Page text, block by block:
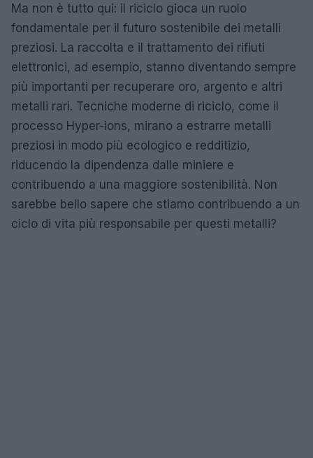
Ma non è tutto qui: il riciclo gioca un ruolo
fondamentale per il futuro sostenibile dei metalli
preziosi. La raccolta e il trattamento dei rifiuti
elettronici, ad esempio, stanno diventando sempre
più importanti per recuperare oro, argento e altri
metalli rari. Tecniche moderne di riciclo, come il
processo Hyper-ions, mirano a estrarre metalli
preziosi in modo più ecologico e redditizio,
riducendo la dipendenza dalle miniere e
contribuendo a una maggiore sostenibilità. Non
sarebbe bello sapere che stiamo contribuendo a un
ciclo di vita più responsabile per questi metalli?